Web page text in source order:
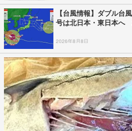
【台風情報】ダブル
号は北日本・東日本へ
2026年8月8日